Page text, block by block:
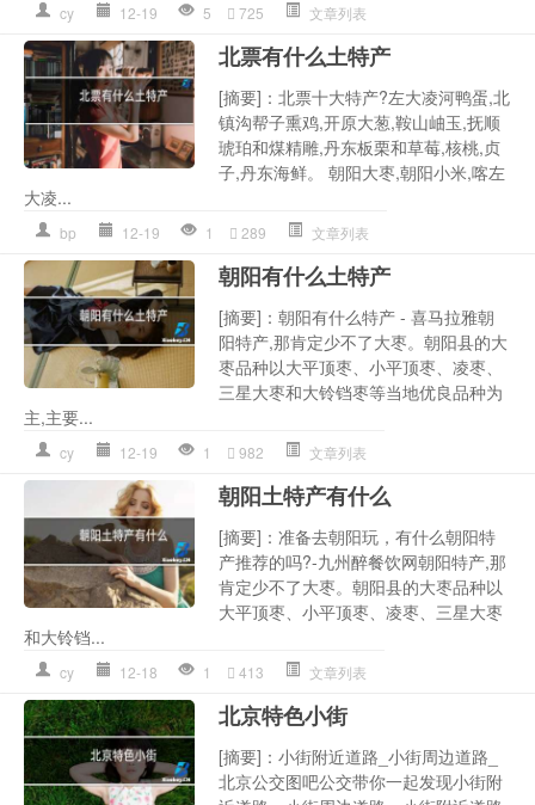
cy 12-19 5 725 文章列表
北票有什么土特产
[摘要]：北票十大特产?左大凌河鸭蛋,北
镇沟帮子熏鸡,开原大葱,鞍山岫玉,抚顺
琥珀和煤精雕,丹东板栗和草莓,核桃,贞
子,丹东海鲜。 朝阳大枣,朝阳小米,喀左
大凌...
bp 12-19 1 289 文章列表
朝阳有什么土特产
[摘要]：朝阳有什么特产 - 喜马拉雅朝
阳特产,那肯定少不了大枣。朝阳县的大
枣品种以大平顶枣、小平顶枣、凌枣、
三星大枣和大铃铛枣等当地优良品种为
主,主要...
cy 12-19 1 982 文章列表
朝阳土特产有什么
[摘要]：准备去朝阳玩，有什么朝阳特
产推荐的吗?-九州醉餐饮网朝阳特产,那
肯定少不了大枣。朝阳县的大枣品种以
大平顶枣、小平顶枣、凌枣、三星大枣
和大铃铛...
cy 12-18 1 413 文章列表
北京特色小街
[摘要]：小街附近道路_小街周边道路_
北京公交图吧公交带你一起发现小街附